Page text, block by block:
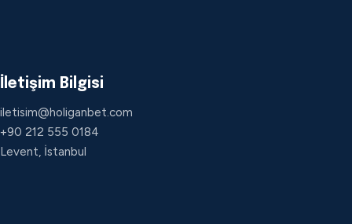
İletişim Bilgisi
iletisim@holiganbet.com
+90 212 555 0184
Levent, İstanbul